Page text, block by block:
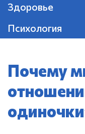
Здоровье
Психология
Почему